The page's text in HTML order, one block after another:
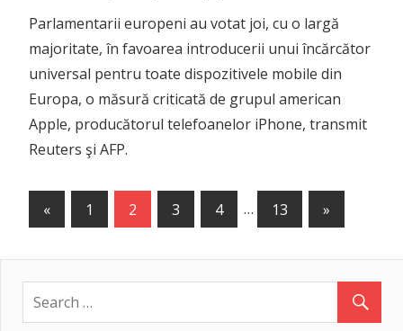
Parlamentarii europeni au votat joi, cu o largă
majoritate, în favoarea introducerii unui încărcător
universal pentru toate dispozitivele mobile din
Europa, o măsură criticată de grupul american
Apple, producătorul telefoanelor iPhone, transmit
Reuters şi AFP.
Posts
«Previous
Posts
1 2 3 4 … 13
Next
Posts
»